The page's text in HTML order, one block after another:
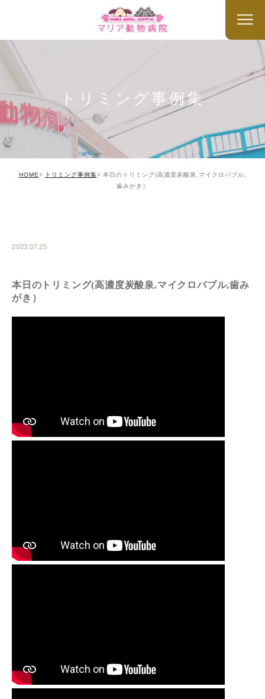
トリミング事例集
HOME トリミング事例集
本日のトリミング(高濃度炭酸泉,マイクロバブル,
歯みがき）
2022.07.25
本日のトリミング(高濃度炭酸泉,マイクロバブル,歯み
がき）